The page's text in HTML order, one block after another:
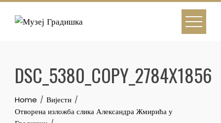
Skip
DSC_5380_COPY_2784X1856
Home
Вијести
Отворена изложба слика Александра Жмирића у